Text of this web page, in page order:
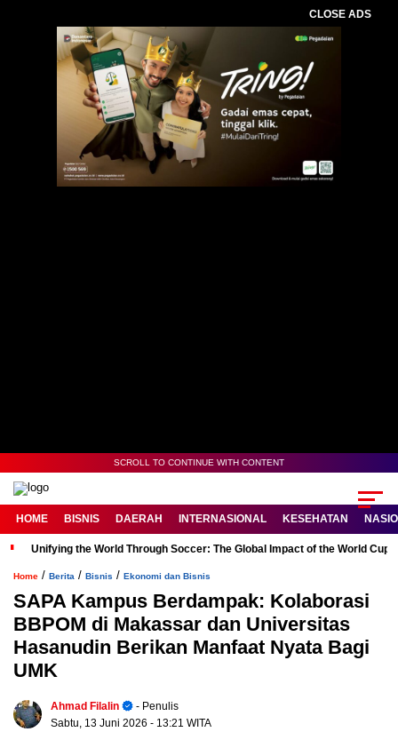
CLOSE ADS
SCROLL TO CONTINUE WITH CONTENT
HOME BISNIS DAERAH INTERNASIONAL KESEHATAN
Unifying the World Through Soccer: The Global Impact of the World Cup
Home / Berita / Bisnis / Ekonomi dan Bisnis
SAPA Kampus Berdampak: Kolaborasi
BBPOM di Makassar dan Universitas
Hasanudin Berikan Manfaat Nyata Bagi
UMK
Ahmad Filalin
- Penulis
Sabtu, 13 Juni 2026 - 13:21 WITA